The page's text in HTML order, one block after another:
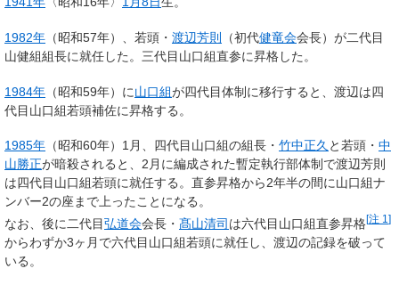
1982年 （昭和57年）、若頭・ 渡辺芳則 （初代健竜会会長）が二代目
山健組組長に就任した。三代目山口組直参に昇格した。
1984年 （昭和59年）に山口組が四代目体制に移行すると、渡辺は四
代目山口組若頭補佐に昇格する。
1985年 （昭和60年）1月、四代目山口組の組長・ 竹中正久 と若頭・ 中
山勝正が暗殺されると、2月に編成された暫定執行部体制で渡辺芳則
は四代目山口組若頭に就任する。直参昇格から2年半の間に山口組ナ
ンバー2の座まで上ったことになる。
なお、後に二代目弘道会会長・ 髙山清司 は六代目山口組直参昇格[注 1 ]
からわずか3ヶ月 で六代目山口組若頭に就任し、渡辺の記録を破って
いる。